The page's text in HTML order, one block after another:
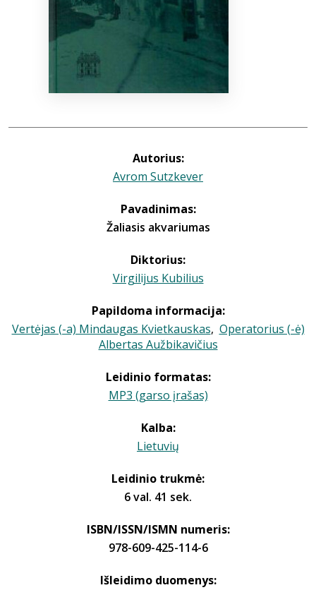
Autorius:
Avrom Sutzkever
Pavadinimas:
Žaliasis akvariumas
Diktorius:
Virgilijus Kubilius
Papildoma informacija:
Vertėjas (-a) Mindaugas Kvietkauskas, Operatorius (-ė)
Albertas Aužbikavičius
Leidinio formatas:
MP3 (garso įrašas)
Kalba:
Lietuvių
Leidinio trukmė:
6 val. 41 sek.
ISBN/ISSN/ISMN numeris:
978-609-425-114-6
Išleidimo duomenys: